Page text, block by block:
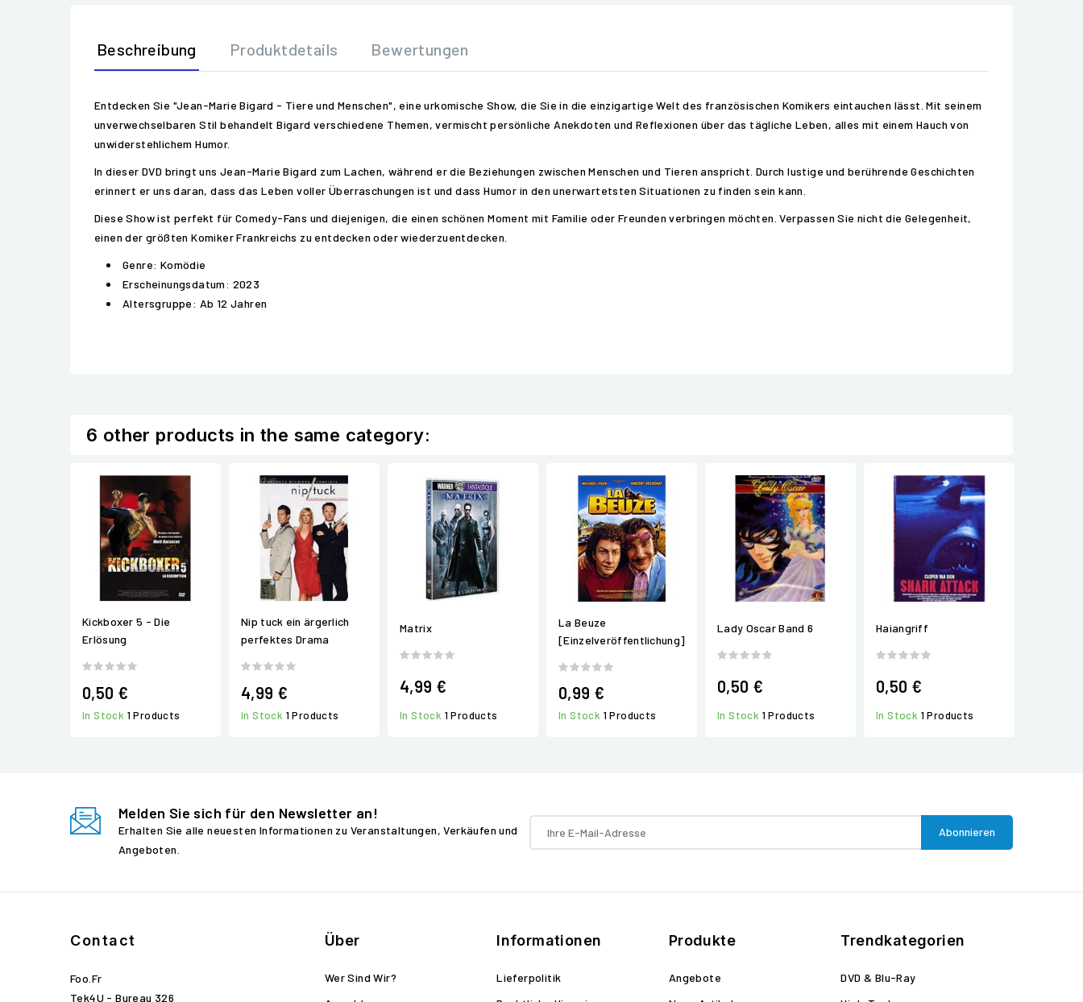
Beschreibung Produktdetails Bewertungen
Entdecken Sie "Jean-Marie Bigard - Tiere und Menschen", eine urkomische Show, die Sie in die einzigartige Welt des französischen Komikers eintauchen lässt. Mit seinem
unverwechselbaren Stil behandelt Bigard verschiedene Themen, vermischt persönliche Anekdoten und Reflexionen über das tägliche Leben, alles mit einem Hauch von
unwiderstehlichem Humor.
In dieser DVD bringt uns Jean-Marie Bigard zum Lachen, während er die Beziehungen zwischen Menschen und Tieren anspricht. Durch lustige und berührende Geschichten
erinnert er uns daran, dass das Leben voller Überraschungen ist und dass Humor in den unerwartetsten Situationen zu finden sein kann.
Diese Show ist perfekt für Comedy-Fans und diejenigen, die einen schönen Moment mit Familie oder Freunden verbringen möchten. Verpassen Sie nicht die Gelegenheit,
einen der größten Komiker Frankreichs zu entdecken oder wiederzuentdecken.
Genre: Komödie
Erscheinungsdatum: 2023
Altersgruppe: Ab 12 Jahren
6 other products in the same category:
Kickboxer 5 - Die
Erlösung
0,50 €
In Stock 1 Products
Nip tuck ein ärgerlich
perfektes Drama
4,99 €
In Stock 1 Products
Matrix
4,99 €
In Stock 1 Products
La Beuze
[Einzelveröffentlichung]
0,99 €
In Stock 1 Products
Lady Oscar Band 6
0,50 €
In Stock 1 Products
Haiangriff
0,50 €
In Stock 1 Products
Melden Sie sich für den Newsletter an!
Erhalten Sie alle neuesten Informationen zu Veranstaltungen, Verkäufen und
Angeboten.
Contact
Foo.fr
Tek4U - Bureau 326
Über
Wer Sind Wir?
Informationen
Lieferpolitik
Produkte
Angebote
Trendkategorien
DVD & Blu-Ray